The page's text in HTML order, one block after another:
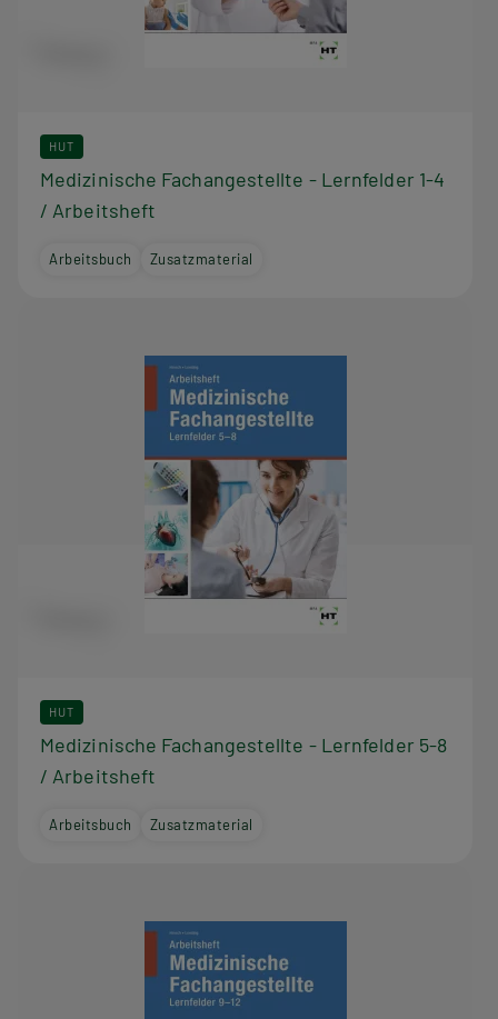
HUT
Medizinische Fachangestellte - Lernfelder 1-4
/ Arbeitsheft
Arbeitsbuch Zusatzmaterial
HUT
Medizinische Fachangestellte - Lernfelder 5-8
/ Arbeitsheft
Arbeitsbuch Zusatzmaterial